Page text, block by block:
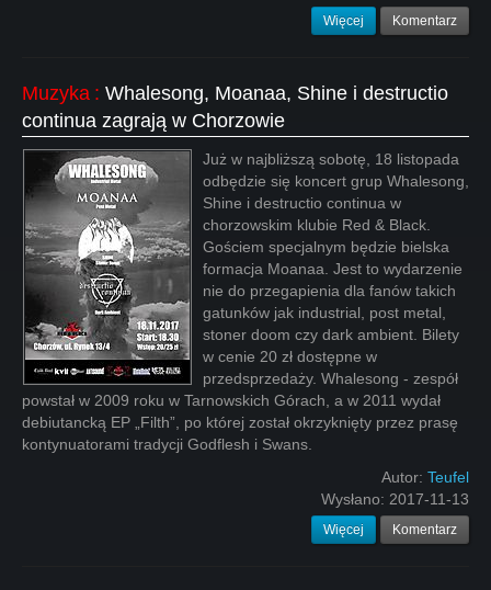
Więcej Komentarz
Muzyka : Whalesong, Moanaa, Shine i destructio
continua zagrają w Chorzowie
Już w najbliższą sobotę, 18 listopada
odbędzie się koncert grup Whalesong,
Shine i destructio continua w
chorzowskim klubie Red & Black.
Gościem specjalnym będzie bielska
formacja Moanaa. Jest to wydarzenie
nie do przegapienia dla fanów takich
gatunków jak industrial, post metal,
stoner doom czy dark ambient. Bilety
w cenie 20 zł dostępne w
przedsprzedaży. Whalesong - zespół
powstał w 2009 roku w Tarnowskich Górach, a w 2011 wydał
debiutancką EP „Filth”, po której został okrzyknięty przez prasę
kontynuatorami tradycji Godflesh i Swans.
Autor: Teufel
Wysłano: 2017-11-13
Więcej Komentarz